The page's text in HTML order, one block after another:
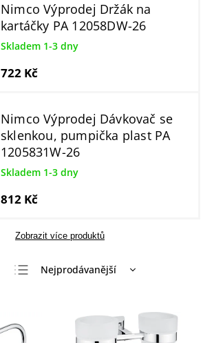
Nimco Výprodej Držák na
kartáčky PA 12058DW-26
Skladem 1-3 dny
722 Kč
Nimco Výprodej Dávkovač se
sklenkou, pumpička plast PA
1205831W-26
Skladem 1-3 dny
812 Kč
Zobrazit více produktů
Nejprodávanější
Nejdražší
Abecedně